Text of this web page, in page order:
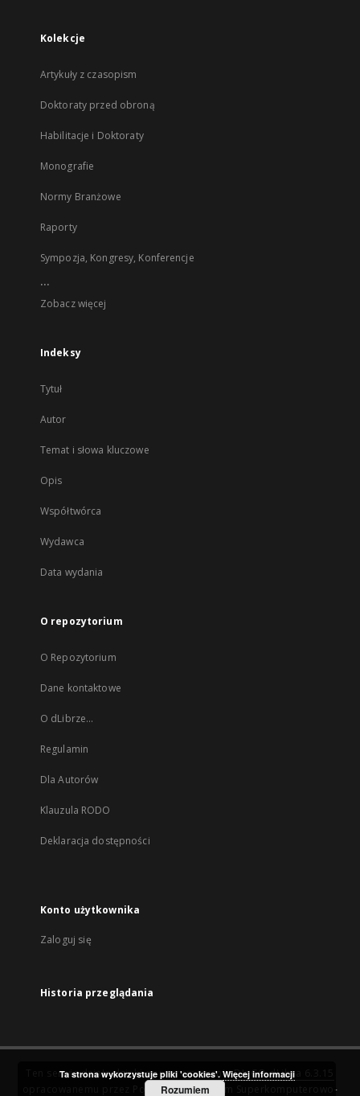
Kolekcje
Artykuły z czasopism
Doktoraty przed obroną
Habilitacje i Doktoraty
Monografie
Normy Branżowe
Raporty
Sympozja, Kongresy, Konferencje
...
Zobacz więcej
Indeksy
Tytuł
Autor
Temat i słowa kluczowe
Opis
Współtwórca
Wydawca
Data wydania
O repozytorium
O Repozytorium
Dane kontaktowe
O dLibrze...
Regulamin
Dla Autorów
Klauzula RODO
Deklaracja dostępności
Konto użytkownika
Zaloguj się
Historia przeglądania
Ten serwis działa dzięki oprogramowaniuDInGO dLibra 6.3.15
Poznańskie Centrum Superkomputerowo-
Ta strona wykorzystuje pliki 'cookies'. Więcej informacji
Rozumiem